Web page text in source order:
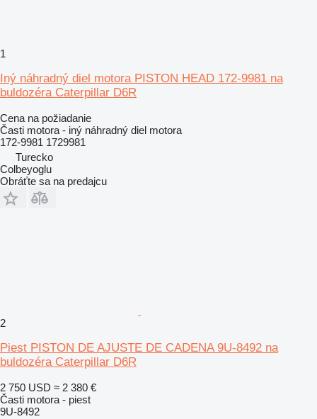
1
Iný náhradný diel motora PISTON HEAD 172-9981 na
buldozéra Caterpillar D6R
Cena na požiadanie
Časti motora - iný náhradný diel motora
172-9981 1729981
Turecko
Colbeyoglu
Obráťte sa na predajcu
2
Piest PISTON DE AJUSTE DE CADENA 9U-8492 na
buldozéra Caterpillar D6R
2 750 USD ≈ 2 380 €
Časti motora - piest
9U-8492